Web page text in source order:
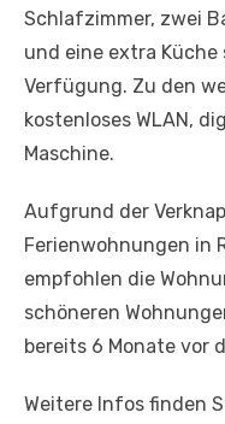
Schlafzimmer, zwei
und eine extra
Verfügung. Zu den
kostenloses WLAN,
Maschine.
Aufgrund der
Ferienwohnungen in
empfohlen die
schöneren
bereits 6 Monate vor
Weitere Infos finden